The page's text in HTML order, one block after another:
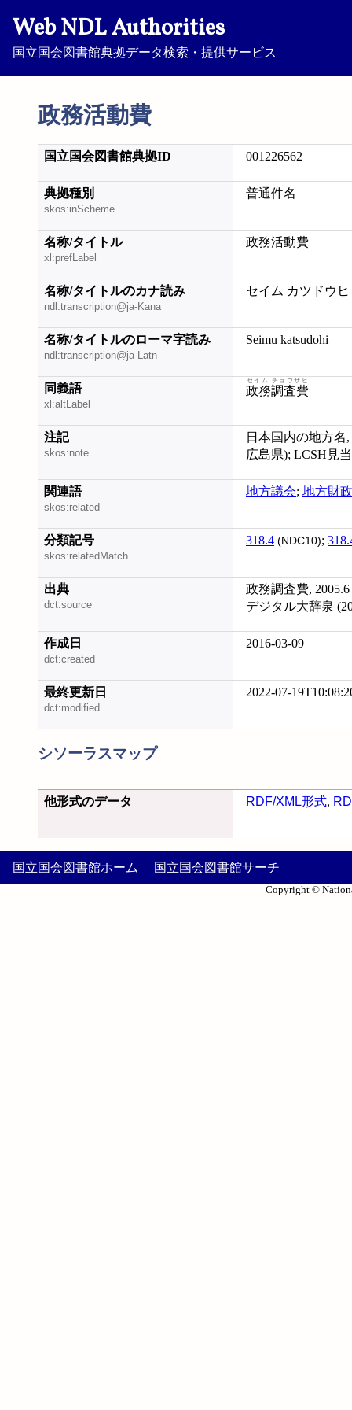
Web NDL Authorities
国立国会図書館典拠データ検索・提供サービス
政務活動費
国立国会図書館典拠ID 001226562
典拠種別
skos:inScheme
普通件名
名称/タイトル
xl:prefLabel
政務活動費
名称/タイトルのカナ読み
ndl:transcription@ja-Kana
セイム カツドウヒ
名称/タイトルのローマ字読み
ndl:transcription@ja-Latn
Seimu katsudohi
同義語
xl:altLabel
政務調査費
セイム チョウサヒ
注記
skos:note
日本国内の地方名
広島県); LCSH見
関連語
skos:related
地方議会; 地方財政
分類記号
skos:relatedMatch
318.4 (NDC10);
出典
dct:source
政務調査費, 2005.6
デジタル大辞泉
作成日
dct:created
2016-03-09
最終更新日
dct:modified
2022-07-
シソーラスマップ
他形式のデータ RDF/XML形式,
国立国会図書館ホーム 国立国会図書館サーチ
Copyright ©